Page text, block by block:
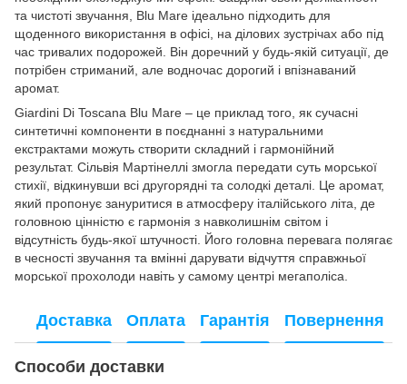
та чистоті звучання, Blu Mare ідеально підходить для
щоденного використання в офісі, на ділових зустрічах або під
час тривалих подорожей. Він доречний у будь-якій ситуації, де
потрібен стриманий, але водночас дорогий і впізнаваний
аромат.
Giardini Di Toscana Blu Mare – це приклад того, як сучасні
синтетичні компоненти в поєднанні з натуральними
екстрактами можуть створити складний і гармонійний
результат. Сільвія Мартінеллі змогла передати суть морської
стихії, відкинувши всі другорядні та солодкі деталі. Це аромат,
який пропонує зануритися в атмосферу італійського літа, де
головною цінністю є гармонія з навколишнім світом і
відсутність будь-якої штучності. Його головна перевага полягає
в чесності звучання та вмінні дарувати відчуття справжньої
морської прохолоди навіть у самому центрі мегаполіса.
Доставка Оплата Гарантія Повернення
Способи доставки